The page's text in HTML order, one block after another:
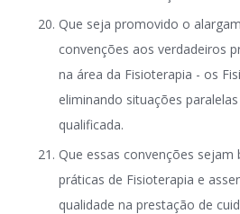
Que seja promovido o
convenções aos verdadeiros
na área da Fisioterapia - os
eliminando situações
qualificada.
Que essas convenções sejam
práticas de Fisioterapia e
qualidade na prestação de